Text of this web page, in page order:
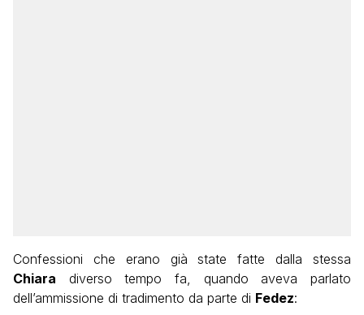
Confessioni che erano già state fatte dalla stessa
Chiara diverso tempo fa, quando aveva parlato
dell’ammissione di tradimento da parte di Fedez: